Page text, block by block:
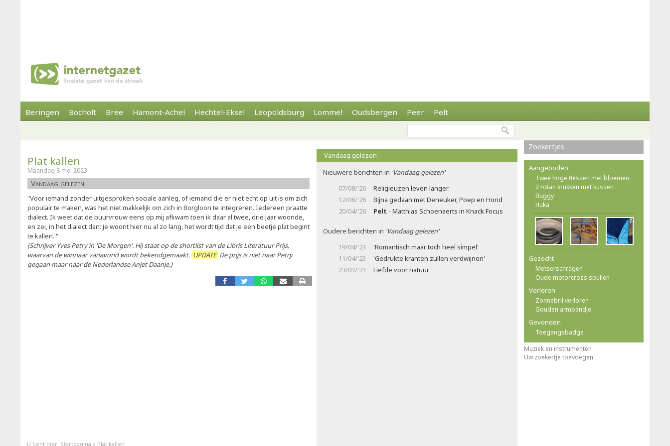
Beringen Bocholt Bree Hamont-Achel Hechtel-Eksel Leopoldsburg Lommel Oudsbergen Peer Pelt
Plat kallen
Maandag 8 mei 2023
Vandaag gelezen
"Voor iemand zonder uitgesproken sociale aanleg, of iemand die er niet echt op uit is om zich
populair te maken, was het niet makkelijk om zich in Borgloon te integreren. Iedereen praatte
dialect. Ik weet dat de buurvrouw eens op mij afkwam toen ik daar al twee, drie jaar woonde,
en zei, in het dialect dan: je woont hier nu al zo lang, het wordt tijd dat je een beetje plat begint
te kallen. "
(Schrijver Yves Petry in 'De Morgen'. Hij staat op de shortlist van de Libris Literatuur Prijs,
waarvan de winnaar vanavond wordt bekendgemaakt. UPDATE De prijs is niet naar Petry
gegaan maar naar de Nederlandse Anjet Daanje.)
Vandaag gelezen
Nieuwere berichten in 'Vandaag gelezen'
07/08/'26
Religieuzen leven langer
12/06/'26
Bijna gedaan met Deneuker, Poep en Hond
20/04/'26
Pelt - Matthias Schoenaerts in Knack Focus
Oudere berichten in 'Vandaag gelezen'
19/04/'23
'Romantisch maar toch heel simpel'
11/04/'23
'Gedrukte kranten zullen verdwijnen'
23/03/'23
Liefde voor natuur
Zoekertjes
Aangeboden
Twee hoge flessen met bloemen
2 rotan krukken met kussen
Buggy
Huka
Gezocht
Metserschragen
Oude motorcross spullen
Verloren
Zonnebril verloren
Gouden armbandje
Gevonden
Toegangsbadge
Muziek en instrumenten
Uw zoekertje toevoegen
U bent hier: Startpagina » Plat kallen